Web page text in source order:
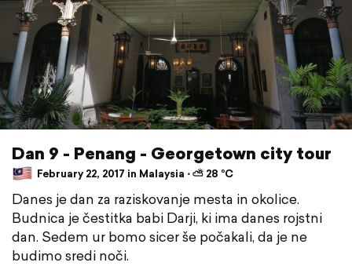
Dan 9 - Penang - Georgetown city tour
February 22, 2017 in Malaysia ⋅ ⛅ 28 °C
Danes je dan za raziskovanje mesta in okolice.
Budnica je čestitka babi Darji, ki ima danes rojstni
dan. Sedem ur bomo sicer še počakali, da je ne
budimo sredi noči.